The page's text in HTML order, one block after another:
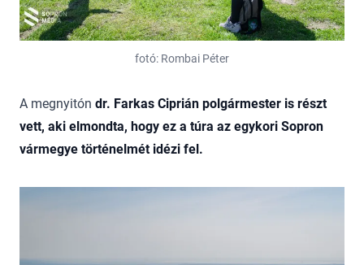
fotó: Rombai Péter
A megnyitón dr. Farkas Ciprián polgármester is részt
vett, aki elmondta, hogy ez a túra az egykori Sopron
vármegye történelmét idézi fel.